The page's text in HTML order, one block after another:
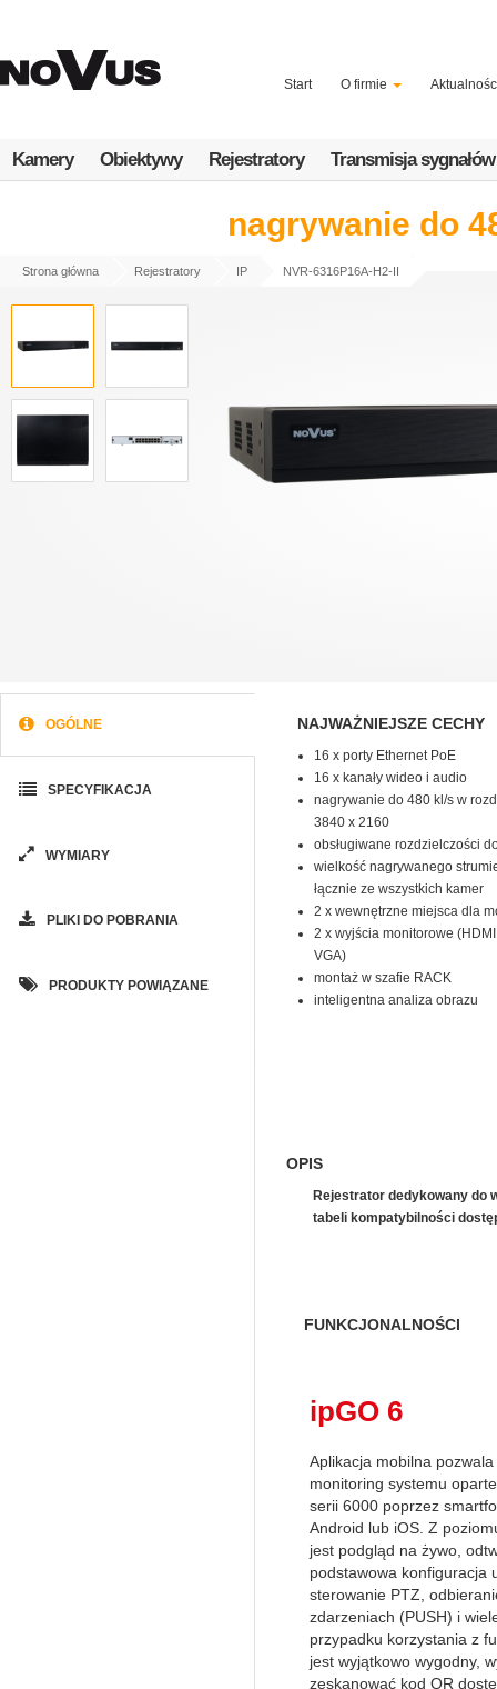
Start
O firmie
Kamery Obiektywy Rejestratory Transmisja sygnałów
nagrywanie do
Strona główna Rejestratory IP NVR-6316P16A-H2-II
OGÓLNE
SPECYFIKACJA
WYMIARY
PLIKI DO POBRANIA
PRODUKTY POWIĄZANE
NAJWAŻNIEJSZE CECHY
16 x porty Ethernet PoE
16 x kanały wideo i audio
nagrywanie do 480 kl/s w
3840 x 2160
obsługiwane rozdzielczości
wielkość nagrywanego
łącznie ze wszystkich kamer
2 x wewnętrzne miejsca dla
2 x wyjścia monitorowe
VGA)
montaż w szafie RACK
inteligentna analiza obrazu
OPIS
Rejestrator dedykowany do
tabeli kompatybilności
FUNKCJONALNOŚCI
ipGO 6
Aplikacja mobilna
monitoring systemu
serii 6000 poprzez
Android lub iOS. Z
jest podgląd na żywo,
podstawowa konfiguracja
sterowanie PTZ,
zdarzeniach (PUSH) i
przypadku korzystania z
jest wyjątkowo wygodny,
zeskanować kod QR